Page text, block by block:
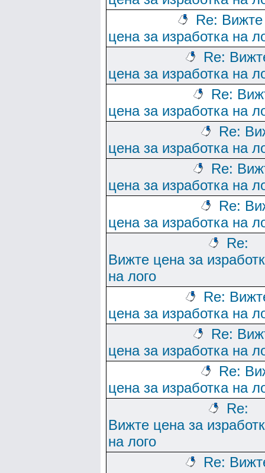
Re: Вижте
цена за изработка на
Re:
цена за изработка на
Re:
цена за изработка на
Re:
цена за изработка на
Re:
цена за изработка на
Re:
цена за изработка на
Re:
Вижте цена за
на лого
Re:
цена за изработка на
Re:
цена за изработка на
Re:
цена за изработка на
Re:
Вижте цена за
на лого
Re: